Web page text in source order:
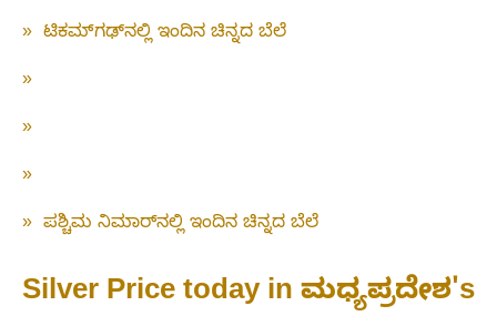
» ಟಿಕಮ್‌ಗಢ್‌ನಲ್ಲಿ ಇಂದಿನ ಚಿನ್ನದ ಬೆಲೆ
»
»
»
» ಪಶ್ಚಿಮ ನಿಮಾರ್‌ನಲ್ಲಿ ಇಂದಿನ ಚಿನ್ನದ ಬೆಲೆ
Silver Price today in ಮಧ್ಯಪ್ರದೇಶ's